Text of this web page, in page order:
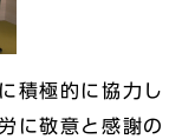
積極的に協力し
に敬意と感謝の